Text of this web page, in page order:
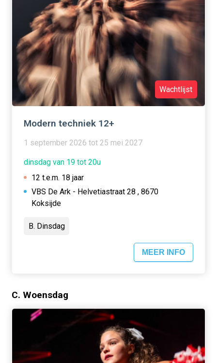
Wachtlijst
Modern techniek 12+
1 september 2026 tot 25 mei 2027
dinsdag van 19 tot 20u
12 t.e.m. 18 jaar
VBS De Ark - Helvetiastraat 28 , 8670
Koksijde
B. Dinsdag
MEER INFO
C. Woensdag